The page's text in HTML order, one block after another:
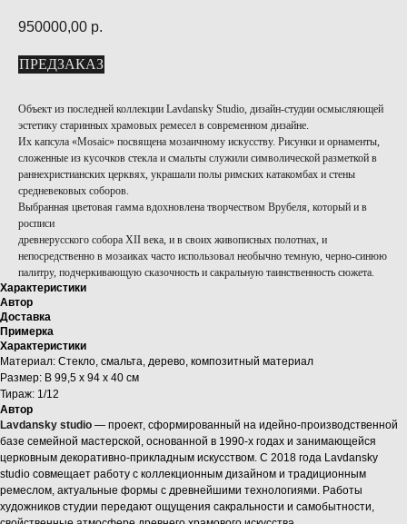
950000,00 р.
ПРЕДЗАКАЗ
Объект из последней коллекции Lavdansky Studio, дизайн-студии осмысляющей
эстетику старинных храмовых ремесел в современном дизайне.
Их капсула «Mosaic» посвящена мозаичному искусству. Рисунки и орнаменты,
сложенные из кусочков стекла и смальты служили символической разметкой в
раннехристианских церквях, украшали полы римских катакомбах и стены
средневековых соборов.
Выбранная цветовая гамма вдохновлена творчеством Врубеля, который и в
росписи
древнерусского собора XII века, и в своих живописных полотнах, и
непосредственно в мозаиках часто использовал необычно темную, черно-синюю
палитру, подчеркивающую сказочность и сакральную таинственность сюжета.
Характеристики
Автор
Доставка
Примерка
Характеристики
Материал: Стекло, смальта, дерево, композитный материал
Размер: В 99,5 х 94 x 40 см
Тираж: 1/12
Автор
Lavdansky studio — проект, сформированный на идейно-производственной
базе семейной мастерской, основанной в 1990-х годах и занимающейся
церковным декоративно-прикладным искусством. С 2018 года Lavdansky
studio совмещает работу с коллекционным дизайном и традиционным
ремеслом, актуальные формы с древнейшими технологиями. Работы
художников студии передают ощущения сакральности и самобытности,